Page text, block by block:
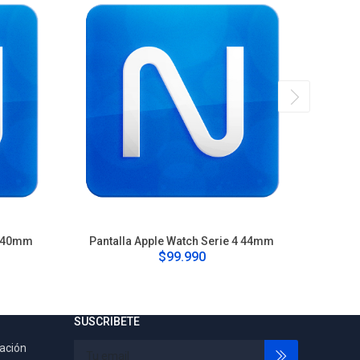
Pantalla Apple Watch Serie 4 44mm
$99.990
SUSCRIBETE